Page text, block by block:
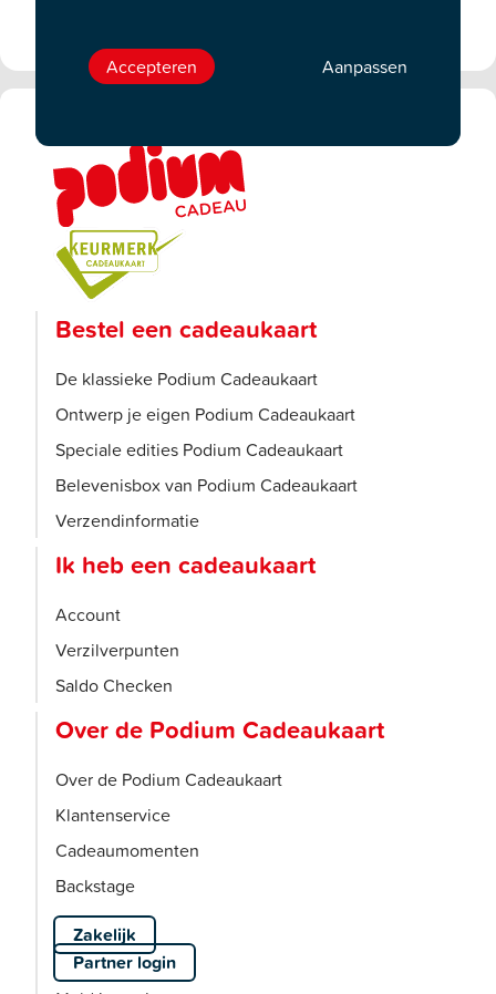
Bestel een cadeaukaart
De klassieke Podium Cadeaukaart
Ontwerp je eigen Podium Cadeaukaart
Speciale edities Podium Cadeaukaart
Belevenisbox van Podium Cadeaukaart
Verzendinformatie
Ik heb een cadeaukaart
Account
Verzilverpunten
Saldo Checken
Over de Podium Cadeaukaart
Over de Podium Cadeaukaart
Klantenservice
Cadeaumomenten
Backstage
Zakelijk
Partner login
Accepteren Aanpassen